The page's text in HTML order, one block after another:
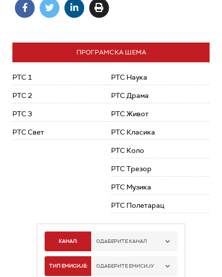
ПРОГРАМСКА ШЕМА
РТС 1
РТС 2
РТС 3
РТС Свет
РТС Наука
РТС Драма
РТС Живот
РТС Класика
РТС Коло
РТС Трезор
РТС Музика
РТС Полетарац
КАНАЛ: ОДАБЕРИТЕ КАНАЛ
РТС 1
ТИП ЕМИСИЈЕ: ОДАБЕРИТЕ ЕМИСИЈУ